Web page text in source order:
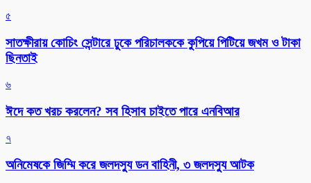
৫
সাতক্ষীরায় কোচিং সেন্টারে ঢুকে পরিচালককে কুপিয়ে পিটিয়ে জখম ও টাকা
ছিনতাই
৬
ঈদে কত খরচ করলেন? সব হিসাব চাইতে পারে এনবিআর
৭
অনিমেষকে জিম্মি করে জলদস্যু ডন বাহিনী, ৩ জলদস্যু আটক